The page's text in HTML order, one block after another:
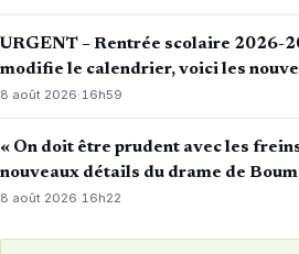
URGENT – Rentrée scolaire 2026-
modifie le calendrier, voici les
8 août 2026· 16h59
« On doit être prudent avec les
nouveaux détails du drame de
8 août 2026·16h22